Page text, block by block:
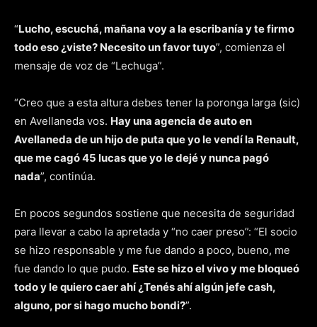
“Lucho, escuchá, mañana voy a la escribanía y te firmo
todo eso ¿viste? Necesito un favor tuyo”, comienza el
mensaje de voz de “Lechuga”.
“Creo que a esta altura debes tener la poronga larga (sic)
en Avellaneda vos. Hay una agencia de auto en
Avellaneda de un hijo de puta que yo le vendí la Renault,
que me cagó 45 lucas que yo le dejé y nunca pagó
nada”, continúa.
En pocos segundos sostiene que necesita de seguridad
para llevar a cabo la apretada y “no caer preso”: “El socio
se hizo responsable y me fue dando a poco, bueno, me
fue dando lo que pudo. Este se hizo el vivo y me bloqueó
todo y le quiero caer ahí ¿Tenés ahí algún jefe cash,
alguno, por si hago mucho bondi?”.